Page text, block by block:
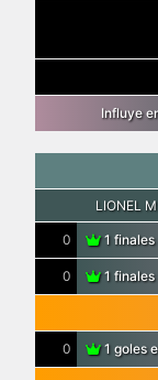
Influye
LIONEL
0 1
0 1 finales
0 1 goles